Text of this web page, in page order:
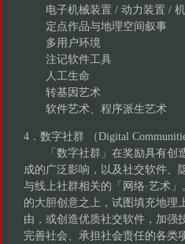
电子机械装置 / 动力装置
定点作品与地理空间叙事
多用户环境
注记软件工具
人工生命
转基因艺术
软件艺术、程序派生艺术
4．数字社群 （Digital
「数字社群」在奖励具有创造
成的广泛影响，以及社交软件、
与线上社群相关的「网络·艺术
的大胆创意之上，试图填充地理
由，或创造优质社交软件，加强
完善社会、承担社会责任的各